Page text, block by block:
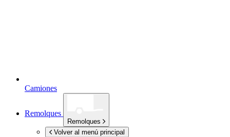
Camiones
Remolques
Remolques
Volver al menú principal